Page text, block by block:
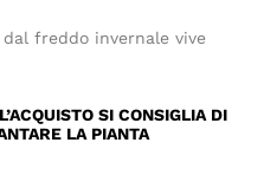
freddo invernale vive
SI CONSIGLIA DI
LA PIANTA